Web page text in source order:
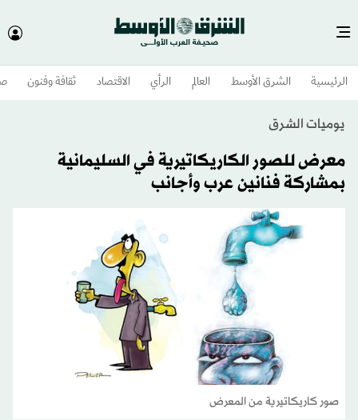
الرئيسية الشرق الأوسط​ العالم الرأي الاقتصاد ثقافة وفنون
يوميات الشرق
معرض للصور الكاريكاتيرية في السليمانية
بمشاركة فنانين عرب وأجانب
صور كاريكاتيرية من المعرض